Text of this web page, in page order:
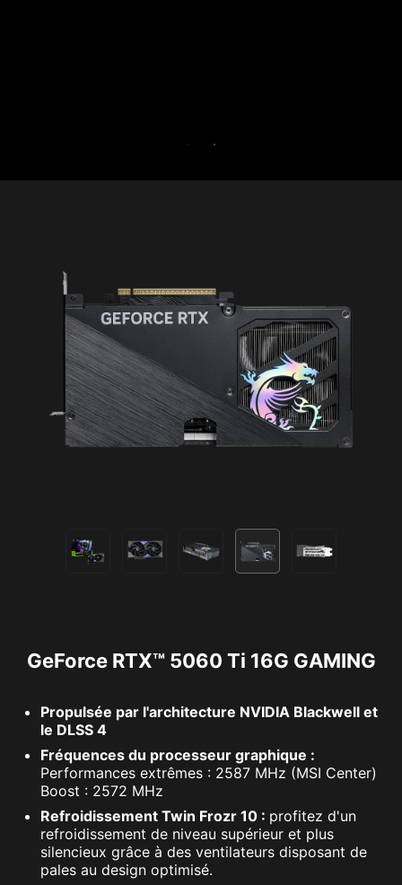
GeForce RTX™ 5060 Ti 16G GAMING
Propulsée par l'architecture NVIDIA Blackwell et
le DLSS 4
Fréquences du processeur graphique :
Performances extrêmes : 2587 MHz (MSI Center)
Boost : 2572 MHz
Refroidissement Twin Frozr 10 : profitez d'un
refroidissement de niveau supérieur et plus
silencieux grâce à des ventilateurs disposant de
pales au design optimisé.